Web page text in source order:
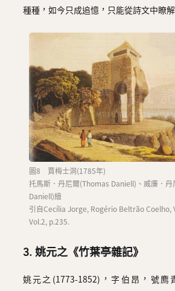
種種，如今只成追憶，只能從詩文中瞭解
圖8 賈梅士洞(1785年)
托馬斯．丹尼爾(Thomas Daniell)、威廉．丹
Daniell)繪
引自Cecília Jorge, Rogério Beltrão Coelho,
Vol.2, p.235.
3. 姚元之《竹葉亭雜記》
姚元之(1773-1852)，字伯昂，號廌